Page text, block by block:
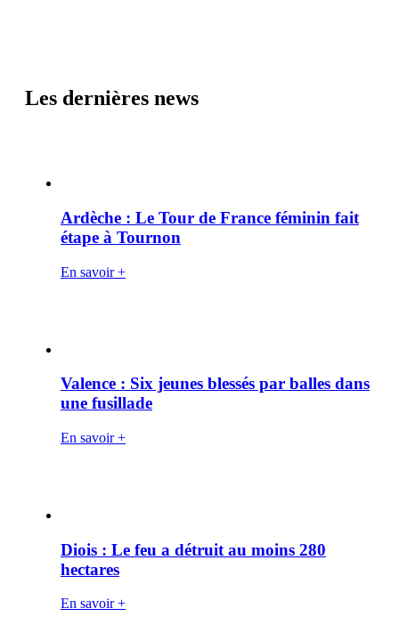
Les dernières news
Ardèche : Le Tour de France féminin fait
étape à Tournon
En savoir +
Valence : Six jeunes blessés par balles dans
une fusillade
En savoir +
Diois : Le feu a détruit au moins 280
hectares
En savoir +